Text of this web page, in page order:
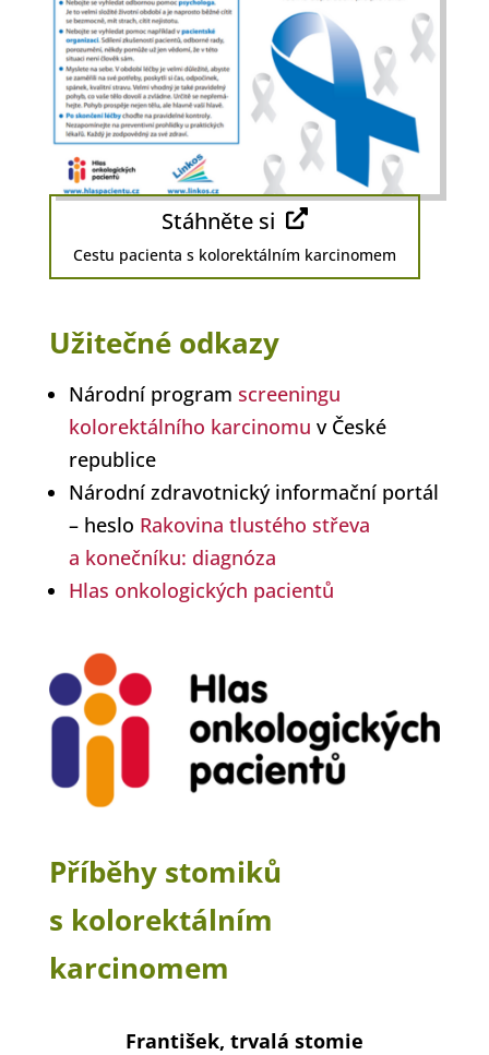
Stáhněte si
Cestu pacienta s kolorektálním karcinomem
Užitečné odkazy
Národní program screeningu
kolorektálního karcinomu v České
republice
Národní zdravotnický informační portál
– heslo Rakovina tlustého střeva
a konečníku: diagnóza
Hlas onkologických pacientů
Příběhy stomiků
s kolorektálním
karcinomem
František, trvalá stomie